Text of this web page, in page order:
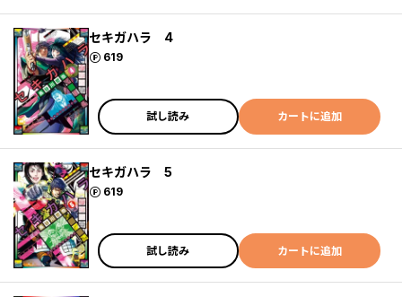
セキガハラ 4
619
ポイント
試し読み カートに追加
セキガハラ 5
619
ポイント
試し読み カートに追加